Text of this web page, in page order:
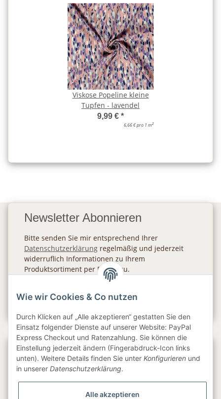
Viskose Popeline kleine
Tupfen - lavendel
9,99 € *
6,66 € pro 1 m2
Newsletter Abonnieren
Bitte senden Sie mir entsprechend Ihrer
Datenschutzerklärung regelmäßig und jederzeit
widerruflich Informationen zu Ihrem
Produktsortiment per E-Mail zu.
Gesetzliche Informationen
Wie wir Cookies & Co nutzen
Durch Klicken auf „Alle akzeptieren“ gestatten Sie den
Einsatz folgender Dienste auf unserer Website: PayPal
Express Checkout und Ratenzahlung. Sie können die
Einstellung jederzeit ändern (Fingerabdruck-Icon links
unten). Weitere Details finden Sie unter Konfigurieren und
in unserer Datenschutzerklärung.
Alle akzeptieren